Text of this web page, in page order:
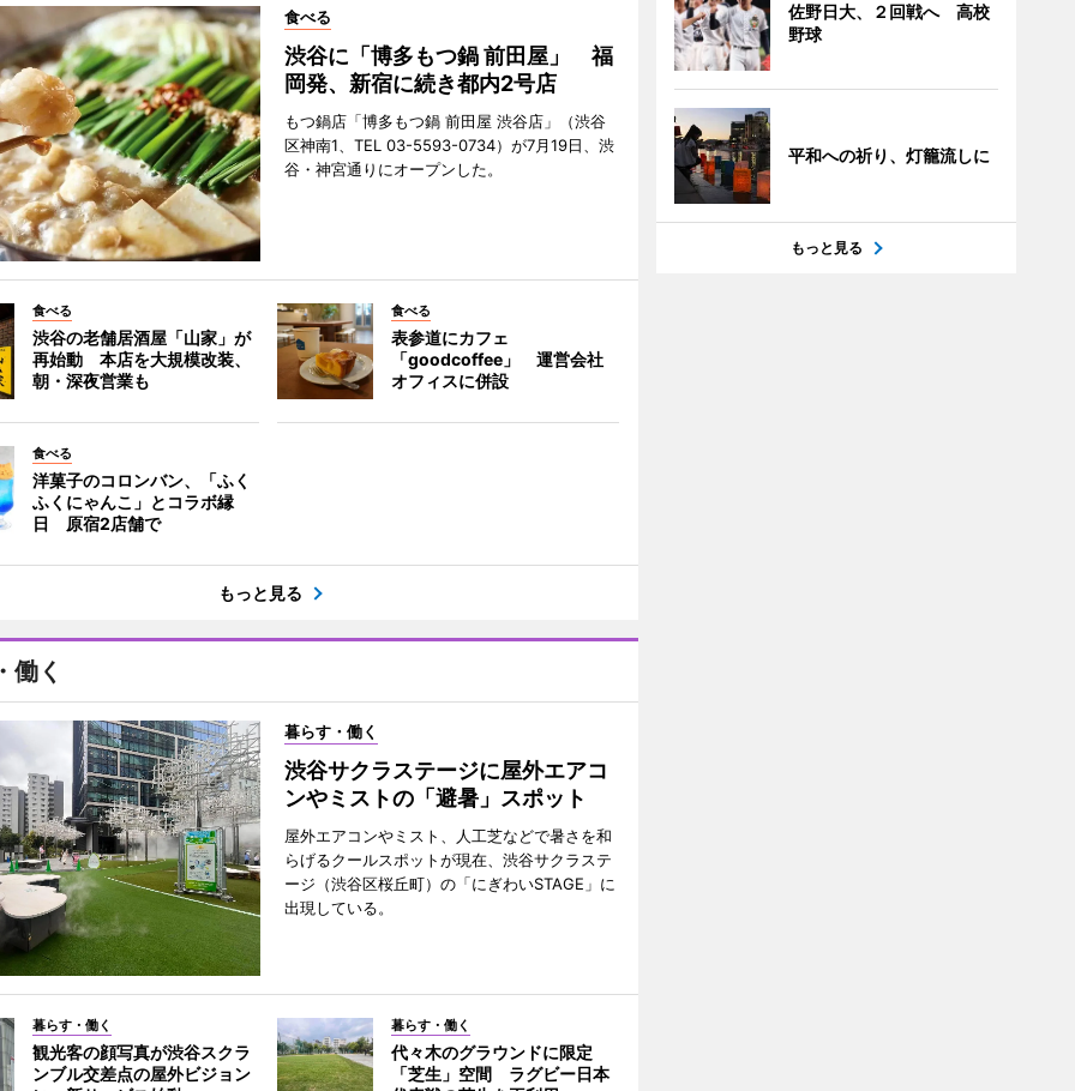
食べる
渋谷に「博多もつ鍋 前田屋」 福
岡発、新宿に続き都内2号店
もつ鍋店「博多もつ鍋 前田屋 渋谷店」（渋谷
区神南1、TEL 03-5593-0734）が7月19日、渋
谷・神宮通りにオープンした。
食べる
渋谷の老舗居酒屋「山家」が
再始動 本店を大規模改装、
朝・深夜営業も
食べる
表参道にカフェ
「goodcoffee」 運営会社
オフィスに併設
食べる
洋菓子のコロンバン、「ふく
ふくにゃんこ」とコラボ縁
日 原宿2店舗で
もっと見る
働く
暮らす・働く
渋谷サクラステージに屋外エアコ
ンやミストの「避暑」スポット
屋外エアコンやミスト、人工芝などで暑さを和
らげるクールスポットが現在、渋谷サクラステ
ージ（渋谷区桜丘町）の「にぎわいSTAGE」に
出現している。
暮らす・働く
観光客の顔写真が渋谷スクラ
ンブル交差点の屋外ビジョン
暮らす・働く
代々木のグラウンドに限定
「芝生」空間 ラグビー日本
佐野日大、２回戦へ 高校
野球
平和への祈り、灯籠流しに
もっと見る